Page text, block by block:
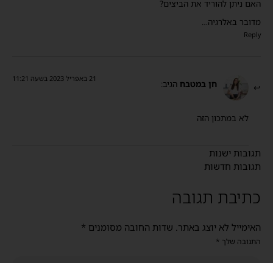
האם ניתן להוריד את הביצים?
מדובר באלרגיה…
Reply
חן במטבח הגיב:
21 באפריל 2023 בשעה 11:21
לא במתכון הזה
תגובות ישנות
תגובות חדשות
כתיבת תגובה
האימייל לא יוצג באתר. שדות החובה מסומנים *
התגובה שלך *